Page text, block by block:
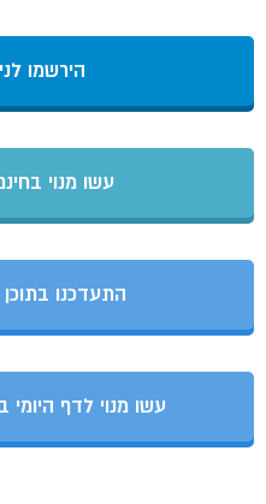
הירשמו
עשו מנוי
התעדכנו
עשו מנוי לדף